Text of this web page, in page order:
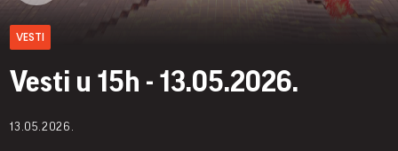
VESTI
Vesti u 15h - 13.05.2026.
13.05.2026.